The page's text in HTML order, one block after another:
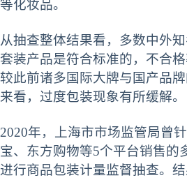
等化妆品。
从抽查整体结果看，多数中外
套装产品是符合标准的，不合
较此前诸多国际大牌与国产品
来看，过度包装现象有所缓解。
2020年，上海市市场监管局曾
宝、东方购物等5个平台销售的
进行商品包装计量监督抽查。